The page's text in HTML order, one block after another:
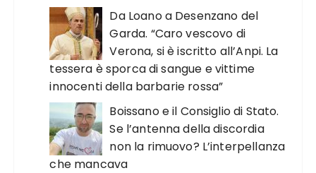
Da Loano a Desenzano del
Garda. “Caro vescovo di
Verona, si è iscritto all’Anpi. La
tessera è sporca di sangue e vittime
innocenti della barbarie rossa”
Boissano e il Consiglio di Stato.
Se l’antenna della discordia
non la rimuovo? L’interpellanza
che mancava